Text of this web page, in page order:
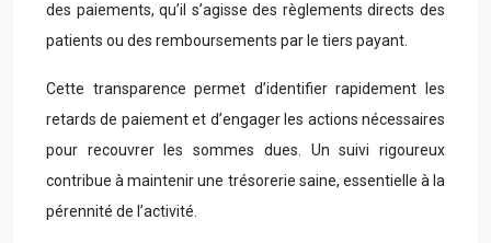
des paiements, qu’il s’agisse des règlements directs des
patients ou des remboursements par le tiers payant.
Cette transparence permet d’identifier rapidement les
retards de paiement et d’engager les actions nécessaires
pour recouvrer les sommes dues. Un suivi rigoureux
contribue à maintenir une trésorerie saine, essentielle à la
pérennité de l’activité.